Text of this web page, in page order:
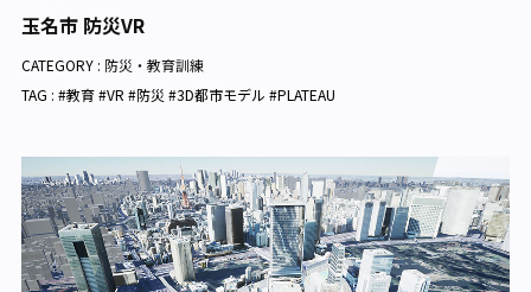
玉名市 防災VR
CATEGORY : 防災・教育訓練
TAG : #教育 #VR #防災 #3D都市モデル #PLATEAU